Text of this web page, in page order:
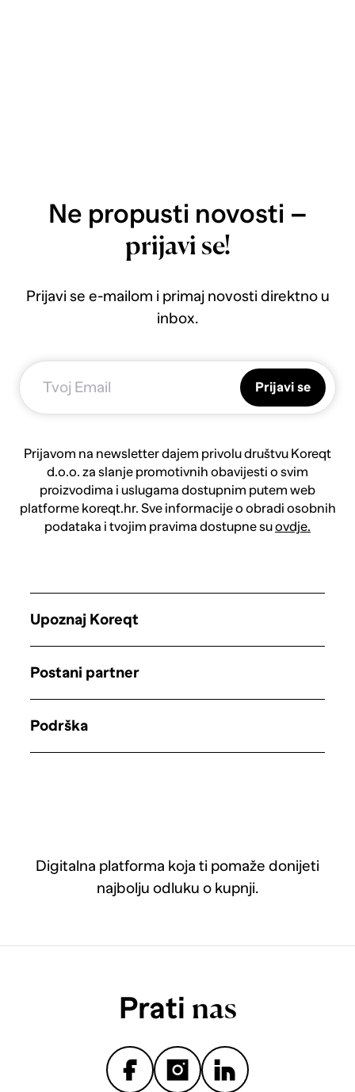
Ne propusti novosti –
prijavi se!
Prijavi se e-mailom i primaj novosti direktno u
inbox.
Prijavi se
Prijavom na newsletter dajem privolu društvu Koreqt
d.o.o. za slanje promotivnih obavijesti o svim
proizvodima i uslugama dostupnim putem web
platforme koreqt.hr. Sve informacije o obradi osobnih
podataka i tvojim pravima dostupne suovdje.
Digitalna platforma koja ti pomaže donijeti
najbolju odluku o kupnji.
Upoznaj Koreqt
Postani partner
Podrška
Prati nas